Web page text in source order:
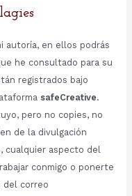
autoría, en ellos podrás
he consultado para su
registrados bajo
safeCreative.
pero no copies, no
de la divulgación
cualquier aspecto del
conmigo o ponerte
del correo